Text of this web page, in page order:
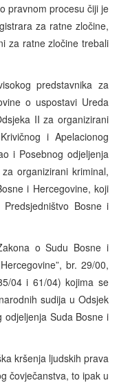
pravnom procesu čiji je
za ratne zločine,
za ratne zločine trebali
predstavnika za
o uspostavi Ureda
II za organizirani
i Apelacionog
i Posebnog odjeljenja
organizirani kriminal,
i Hercegovine, koji
Bosne i
o Sudu Bosne i
br. 29/00,
04 i 61/04) kojima se
sudija u Odsjek
odjeljenja Suda Bosne i
kršenja ljudskih prava
čovječanstva, to ipak u